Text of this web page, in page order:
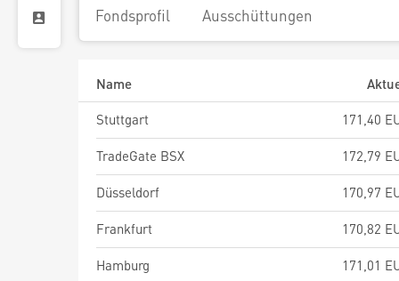
Fondsprofil Ausschüttungen
Name
Stuttgart
171,40
TradeGate BSX 172,79
Düsseldorf 170,97
Frankfurt 170,82
Hamburg 171,01